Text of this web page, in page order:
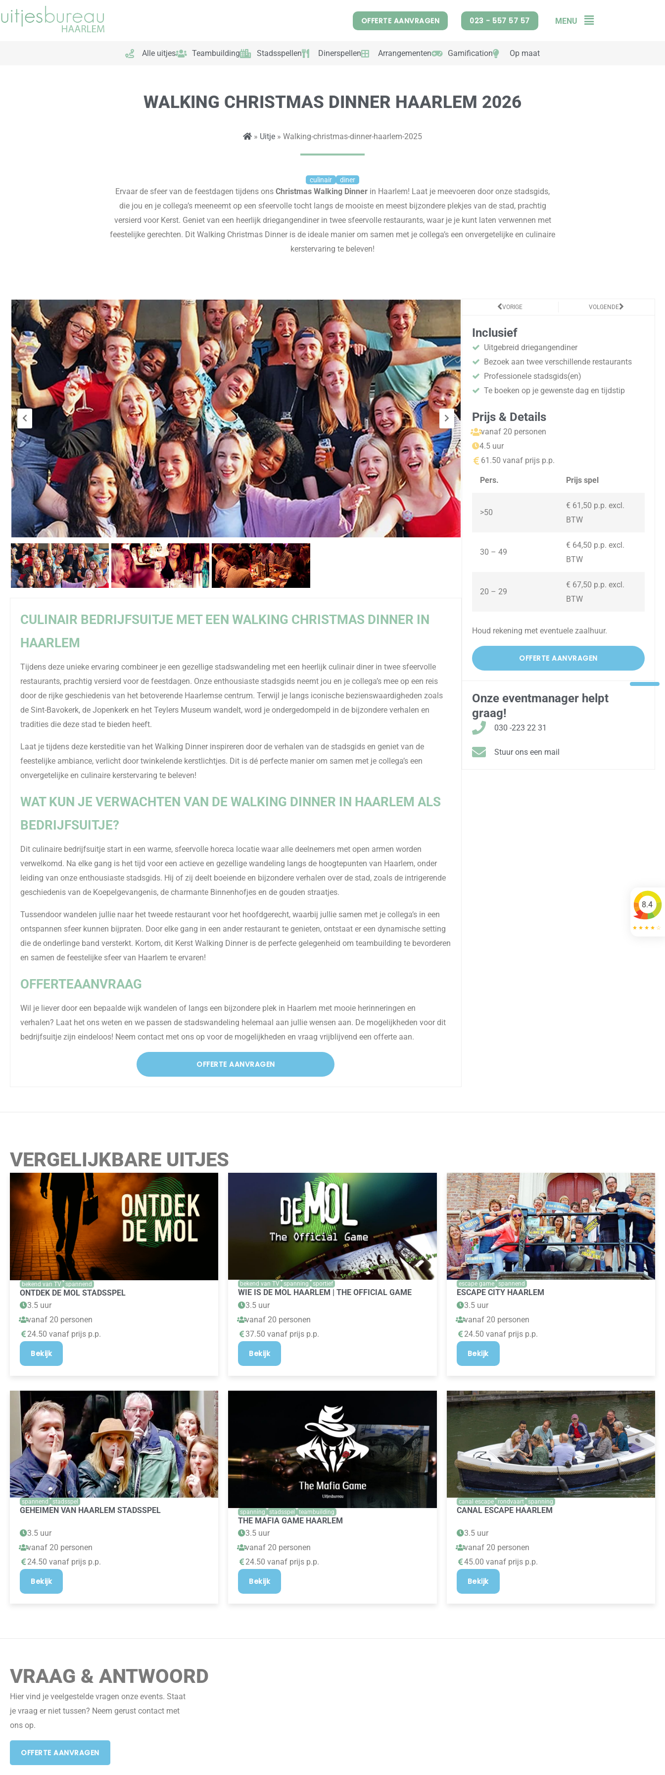
naar
OFFERTE AANVRAGEN 023 - 557 57 57 MENU
Flyout
Alle uitjes Teambuilding Stadsspellen Dinerspellen Arrangementen Gamification Op maat
WALKING CHRISTMAS DINNER HAARLEM 2026
» Uitje » Walking-christmas-dinner-haarlem-2025
culinair diner
Ervaar de sfeer van de feestdagen tijdens ons Christmas Walking Dinner in Haarlem! Laat je meevoeren door onze stadsgids,
die jou en je collega’s meeneemt op een sfeervolle tocht langs de mooiste en meest bijzondere plekjes van de stad, prachtig
versierd voor Kerst. Geniet van een heerlijk driegangendiner in twee sfeervolle restaurants, waar je je kunt laten verwennen met
feestelijke gerechten. Dit Walking Christmas Dinner is de ideale manier om samen met je collega’s een onvergetelijke en culinaire
kerstervaring te beleven!
CULINAIR BEDRIJFSUITJE MET EEN WALKING CHRISTMAS DINNER IN
HAARLEM
Tijdens deze unieke ervaring combineer je een gezellige stadswandeling met een heerlijk culinair diner in twee sfeervolle
restaurants, prachtig versierd voor de feestdagen. Onze enthousiaste stadsgids neemt jou en je collega’s mee op een reis
door de rijke geschiedenis van het betoverende Haarlemse centrum. Terwijl je langs iconische bezienswaardigheden zoals
de Sint-Bavokerk, de Jopenkerk en het Teylers Museum wandelt, word je ondergedompeld in de bijzondere verhalen en
tradities die deze stad te bieden heeft.
Laat je tijdens deze kersteditie van het Walking Dinner inspireren door de verhalen van de stadsgids en geniet van de
feestelijke ambiance, verlicht door twinkelende kerstlichtjes. Dit is dé perfecte manier om samen met je collega’s een
onvergetelijke en culinaire kerstervaring te beleven!
WAT KUN JE VERWACHTEN VAN DE WALKING DINNER IN HAARLEM ALS
BEDRIJFSUITJE?
Dit culinaire bedrijfsuitje start in een warme, sfeervolle horeca locatie waar alle deelnemers met open armen worden
verwelkomd. Na elke gang is het tijd voor een actieve en gezellige wandeling langs de hoogtepunten van Haarlem, onder
leiding van onze enthousiaste stadsgids. Hij of zij deelt boeiende en bijzondere verhalen over de stad, zoals de intrigerende
geschiedenis van de Koepelgevangenis, de charmante Binnenhofjes en de gouden straatjes.
Tussendoor wandelen jullie naar het tweede restaurant voor het hoofdgerecht, waarbij jullie samen met je collega’s in een
ontspannen sfeer kunnen bijpraten. Door elke gang in een ander restaurant te genieten, ontstaat er een dynamische setting
die de onderlinge band versterkt. Kortom, dit Kerst Walking Dinner is de perfecte gelegenheid om teambuilding te bevorderen
en samen de feestelijke sfeer van Haarlem te ervaren!
OFFERTEAANVRAAG
Wil je liever door een bepaalde wijk wandelen of langs een bijzondere plek in Haarlem met mooie herinneringen en
verhalen? Laat het ons weten en we passen de stadswandeling helemaal aan jullie wensen aan. De mogelijkheden voor dit
bedrijfsuitje zijn eindeloos! Neem contact met ons op voor de mogelijkheden en vraag vrijblijvend een offerte aan.
OFFERTE AANVRAGEN
Vorige
VORIGE VOLGENDEVolgende
Inclusief
Uitgebreid driegangendiner
Bezoek aan twee verschillende restaurants
Professionele stadsgids(en)
Te boeken op je gewenste dag en tijdstip
Prijs & Details
vanaf 20 personen
4.5 uur
61.50 vanaf prijs p.p.
Pers. Prijs spel
>50
€ 61,50 p.p. excl.
BTW
30 – 49
€ 64,50 p.p. excl.
BTW
20 – 29
€ 67,50 p.p. excl.
BTW
Houd rekening met eventuele zaalhuur.
OFFERTE AANVRAGEN
Onze eventmanager helpt
graag!
030 -223 22 31
Stuur ons een mail
VERGELIJKBARE UITJES
bekend van TV spannend
ONTDEK DE MOL STADSSPEL
3.5 uur
vanaf 20 personen
24.50 vanaf prijs p.p.
Bekijk
bekend van TV spanning sportief
WIE IS DE MOL HAARLEM | THE OFFICIAL GAME
3.5 uur
vanaf 20 personen
37.50 vanaf prijs p.p.
Bekijk
escape game spannend
ESCAPE CITY HAARLEM
3.5 uur
vanaf 20 personen
24.50 vanaf prijs p.p.
Bekijk
spannend stadsspel
GEHEIMEN VAN HAARLEM STADSSPEL
3.5 uur
vanaf 20 personen
24.50 vanaf prijs p.p.
Bekijk
spanning stadsspel teambuilding
THE MAFIA GAME HAARLEM
3.5 uur
vanaf 20 personen
24.50 vanaf prijs p.p.
Bekijk
canal escape rondvaart spanning
CANAL ESCAPE HAARLEM
3.5 uur
vanaf 20 personen
45.00 vanaf prijs p.p.
Bekijk
VRAAG & ANTWOORD
Hier vind je veelgestelde vragen onze events. Staat
je vraag er niet tussen? Neem gerust contact met
ons op.
OFFERTE AANVRAGEN
8.4